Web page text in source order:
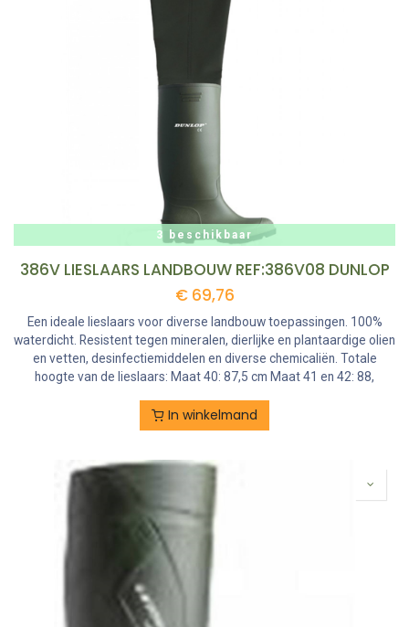
3 beschikbaar
386V LIESLAARS LANDBOUW REF:386V08 DUNLOP
€ 69,76
Een ideale lieslaars voor diverse landbouw toepassingen. 100%
waterdicht. Resistent tegen mineralen, dierlijke en plantaardige olien
en vetten, desinfectiemiddelen en diverse chemicaliën. Totale
hoogte van de lieslaars: Maat 40: 87,5 cm Maat 41 en 42: 88,
In winkelmand